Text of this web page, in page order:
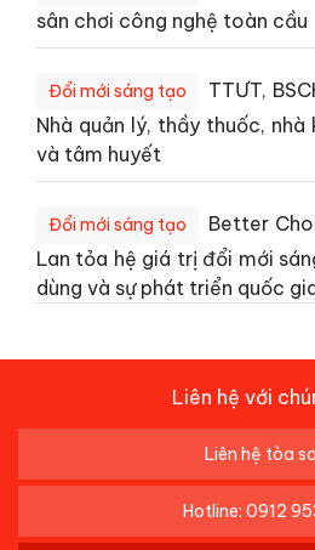
sân chơi công nghệ toàn cầu
Đổi mới sáng tạo
TTƯT,
Nhà quản lý, thầy thuốc,
và tâm huyết
Đổi mới sáng tạo
Better
Lan tỏa hệ giá trị đổi mới
dùng và sự phát triển quốc
Liên hệ với
Liên hệ tòa
Hotline: 0912